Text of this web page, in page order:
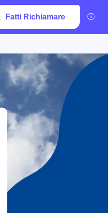
Fatti Richiamare